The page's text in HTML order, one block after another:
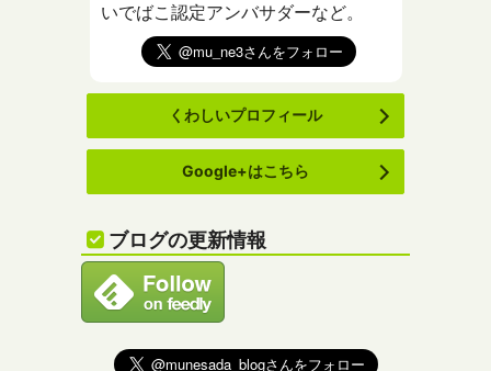
いでばこ認定アンバサダーなど。
くわしいプロフィール
Google+はこちら
ブログの更新情報